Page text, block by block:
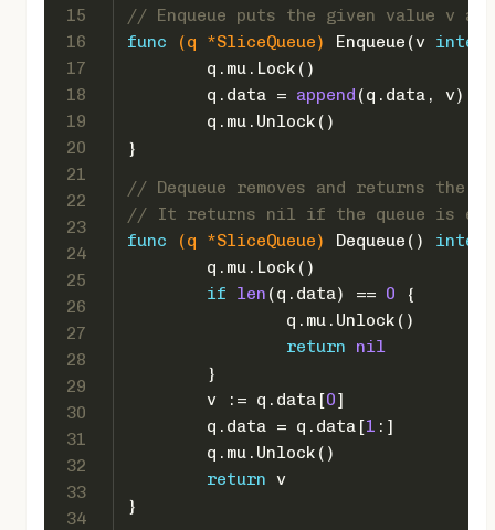
15
16
17
18
19
20
21
22
23
24
25
26
27
28
29
30
31
32
33
34
// Enqueue puts the given value v
func
(q *SliceQueue) Enqueue(v
	q.mu.Lock()
	q.data =
append (q.data, v)
	q.mu.Unlock()
}
// Dequeue removes and returns the
// It returns nil if the queue is
func
(q *SliceQueue) Dequeue()
	q.mu.Lock()
if
len (q.data) == 0 {
		q.mu.Unlock()
return
nil
	}
	v := q.data[
0]
	q.data = q.data[
1 :]
	q.mu.Unlock()
return v
}